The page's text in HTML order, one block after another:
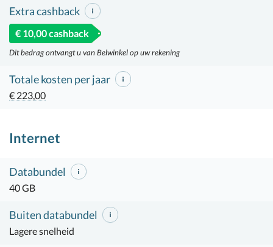
Extra cashback
€ 10,00 cashback
Dit bedrag ontvangt u van Belwinkel op uw rekening
Totale kosten per jaar
€ 223,00
Internet
Databundel
40 GB
Buiten databundel
Lagere snelheid